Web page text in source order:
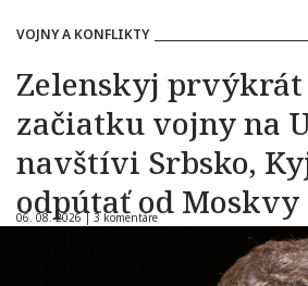
VOJNY A KONFLIKTY
Zelenskyj prvýkrát
začiatku vojny na
navštívi Srbsko,
odpútať od Moskvy
06. 08. 2026 | 3 komentáre